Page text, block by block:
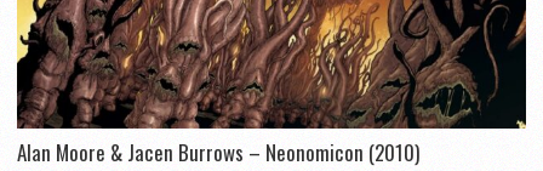
Alan Moore & Jacen Burrows – Neonomicon (2010)